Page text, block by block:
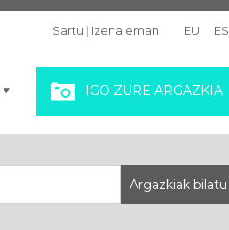
Sartu | Izena eman EU ES
IGO ZURE ARGAZKIA